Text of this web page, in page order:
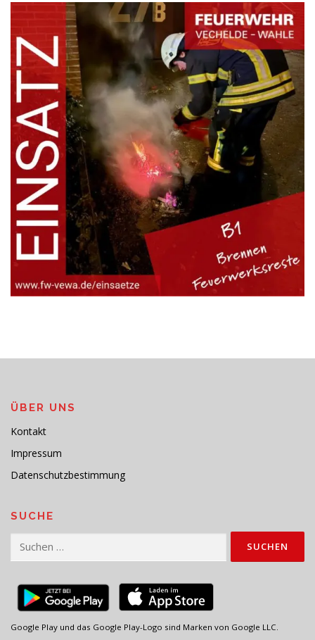
ÜBER UNS
Kontakt
Impressum
Datenschutzbestimmung
SUCHE
Suchen
Google Play und das Google Play-Logo sind Marken von Google LLC.